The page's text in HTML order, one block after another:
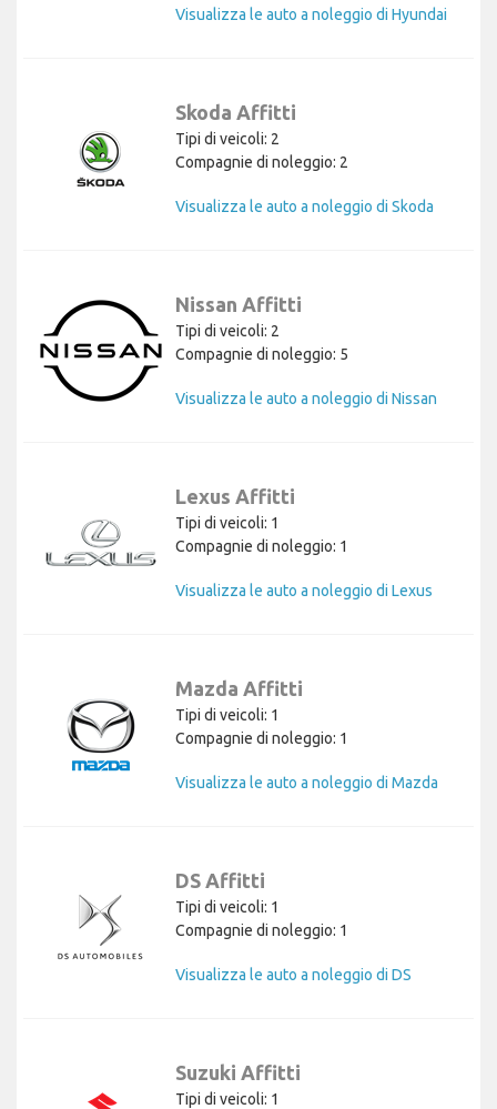
Visualizza le auto a noleggio di Hyundai
Skoda Affitti
Tipi di veicoli: 2
Compagnie di noleggio: 2
Visualizza le auto a noleggio di Skoda
Nissan Affitti
Tipi di veicoli: 2
Compagnie di noleggio: 5
Visualizza le auto a noleggio di Nissan
Lexus Affitti
Tipi di veicoli: 1
Compagnie di noleggio: 1
Visualizza le auto a noleggio di Lexus
Mazda Affitti
Tipi di veicoli: 1
Compagnie di noleggio: 1
Visualizza le auto a noleggio di Mazda
DS Affitti
Tipi di veicoli: 1
Compagnie di noleggio: 1
Visualizza le auto a noleggio di DS
Suzuki Affitti
Tipi di veicoli: 1